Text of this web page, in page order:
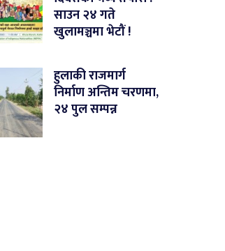
साउन २४ गते
खुलामञ्चमा भेटौं !
हुलाकी राजमार्ग
निर्माण अन्तिम चरणमा,
२४ पुल सम्पन्न